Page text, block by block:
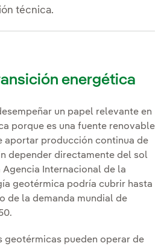
técnica.
energética
un papel relevante en
porque es una fuente renovable
aportar producción continua de
depender directamente del sol
Internacional de la
geotérmica podría cubrir hasta
de la demanda mundial de
geotérmicas pueden operar de